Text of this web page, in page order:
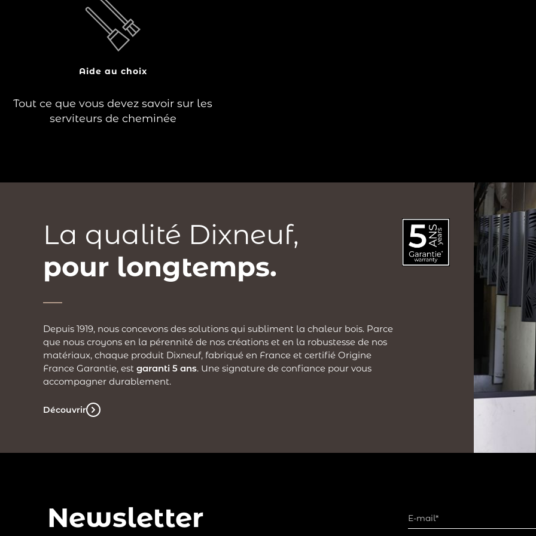
Aide au choix
Tout ce que vous devez savoir sur les
serviteurs de cheminée
serviteur est un accessoire
à posséder pour entretenir
votre coin feu. Il réunit en un seul produit
l’ensemble des accessoires nécessaires
pour entretenir votre feu. Il est
généralement composé d’une pelle,
d’une…
Lire la suite
La qualité Dixneuf,
pour longtemps.
Depuis 1919, nous concevons des solutions qui subliment la chaleur bois. Parce
que nous croyons en la pérennité de nos créations et en la robustesse de nos
matériaux, chaque produit Dixneuf, fabriqué en France et certifié Origine
France Garantie, est garanti 5 ans. Une signature de confiance pour vous
accompagner durablement.
Découvrir
Newsletter